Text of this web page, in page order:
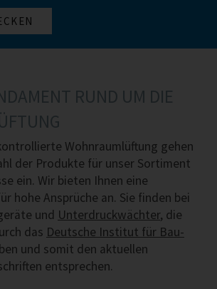
RUND UM DIE
Wohnraumlüftung gehen
der Produkte für unser Sortiment
ein. Wir bieten Ihnen eine
hohe Ansprüche an. Sie finden bei
und Unterdruck­wächter, die
das Deutsche Institut für Bau­
und somit den aktuellen
entsprechen.